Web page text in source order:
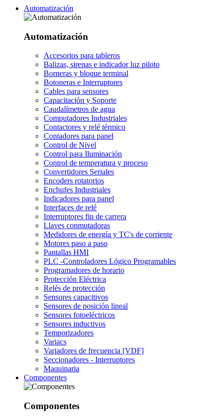
Automatización
Automatización
Accesorios para tableros
Balizas, sirenas e indicador luz piloto
Borneras y bloque terminal
Botoneras e Interruptores
Cables para sensores
Capacitación y Soporte
Caudalímetros de agua
Computadores Industriales
Contactores y relé térmico
Contadores para panel
Control de Nivel
Control para Iluminación
Control de temperatura y proceso
Convertidores Seriales
Encoders rotatorios
Enchufes Industriales
Indicadores para panel
Interfaces de relé
Interruptores fin de carrera
Llaves conmutadoras
Medidores de energía y TC's de corriente
Motores paso a paso
Pantallas HMI
PLC -Controladores Lógico Programables
Programadores de horario
Protección Eléctrica
Relés de protección
Sensores capacitivos
Sensores de posición lineal
Sensores fotoeléctricos
Sensores inductivos
Temporizadores
Variacs
Variadores de frecuencia [VDF]
Seccionadores - Interruptores
Maquinaria
Componentes
Componentes